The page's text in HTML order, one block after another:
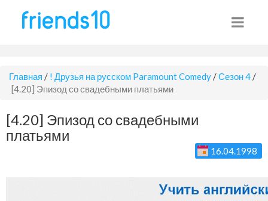
Главная / ! Друзья на русском Paramount Comedy /Сезон 4 /
[4.20] Эпизод со свадебными платьями
[4.20] Эпизод со свадебными
платьями
16.04.1998